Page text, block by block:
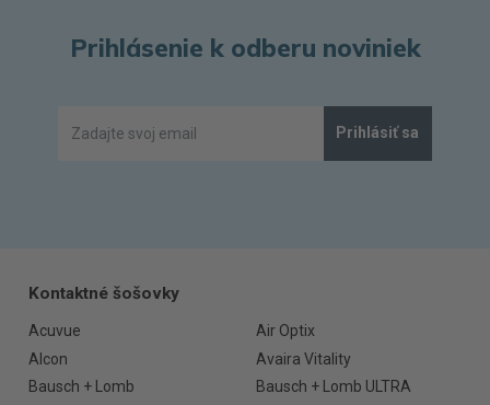
Prihlásenie k odberu noviniek
Prihlásiť sa
Kontaktné šošovky
Acuvue
Air Optix
Alcon
Avaira Vitality
Bausch + Lomb
Bausch + Lomb ULTRA